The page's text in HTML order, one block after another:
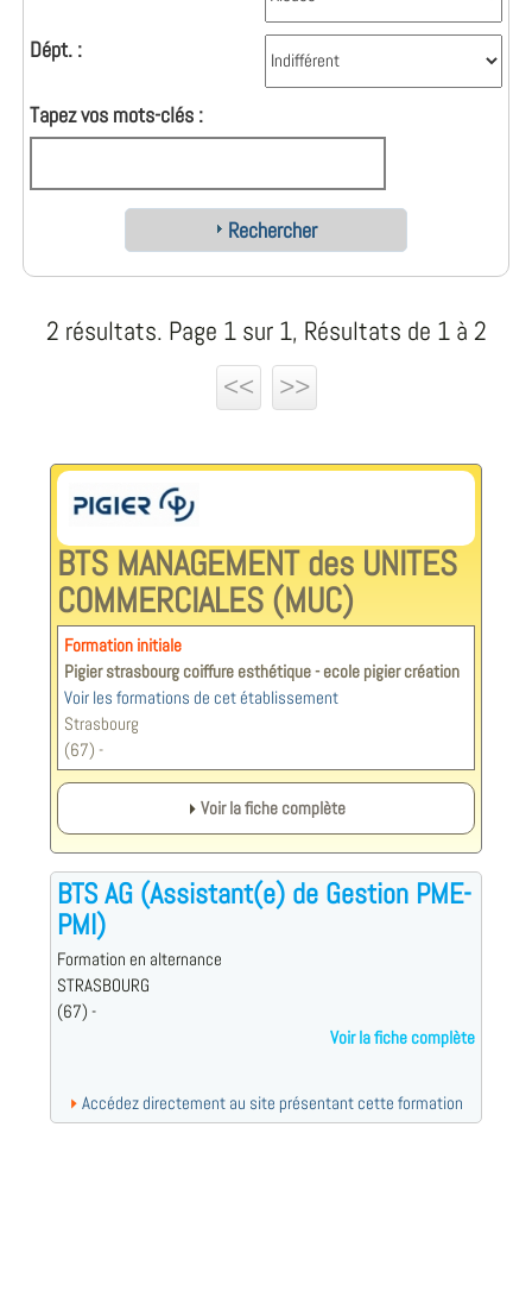
Dépt. :
Tapez vos mots-clés :
Rechercher
2 résultats. Page 1 sur 1, Résultats de 1 à 2
<<
>>
BTS MANAGEMENT des UNITES
COMMERCIALES (MUC)
Formation initiale
Pigier strasbourg coiffure esthétique - ecole pigier création
Voir les formations de cet établissement
Strasbourg
(67) -
Voir la fiche complète
BTS AG (Assistant(e) de Gestion PME-
PMI)
Formation en alternance
STRASBOURG
(67) -
Voir la fiche complète
Accédez directement au site présentant cette formation